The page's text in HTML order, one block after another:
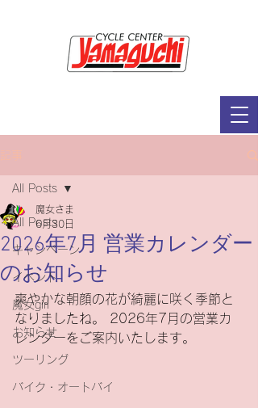
All Posts
キャンペーン
イベント
魔女girl
お知らせ
ツーリング
バイク・オートバイ
All Posts
2026年7月 営業カレンダー
のお知らせ
魔女さま
6月30日
爽やかな朝顔の花が綺麗に咲く季節と
なりましたね。 2026年7月の営業カ
レンダーをご案内いたします。